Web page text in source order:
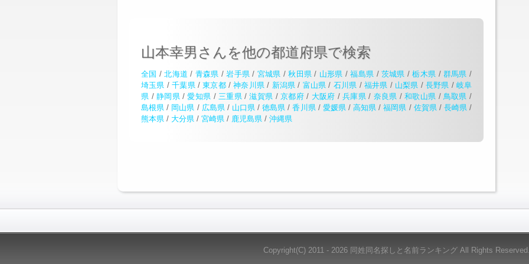
山本幸男さんを他の都道府県で検索
全国 /北海道 / 青森県 /岩手県 / 宮城県 /秋田県 / 山形県 /福島県 / 茨城県 /栃木県 / 群馬県 /
埼玉県 /千葉県/東京都/神奈川県 / 新潟県 / 富山県 / 石川県 / 福井県 / 山梨県 / 長野県 / 岐阜
県 / 静岡県/愛知県 / 三重県/滋賀県 / 京都府/ 大阪府 /兵庫県/ 奈良県 /和歌山県 / 鳥取県 /
島根県 / 岡山県 / 広島県/ 山口県 /徳島県 /香川県/ 愛媛県/高知県 /福岡県 / 佐賀県/ 長崎県 /
熊本県 / 大分県 / 宮崎県 / 鹿児島県 / 沖縄県
Copyright(C) 2011 - 2026 同姓同名探しと名前ランキング All Rights